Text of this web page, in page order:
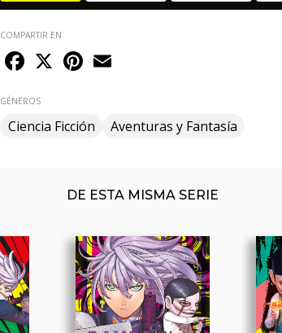
COMPARTIR EN
Facebook
X Pinterest
GÉNEROS
Ciencia Ficción Aventuras y Fantasía
DE ESTA MISMA SERIE